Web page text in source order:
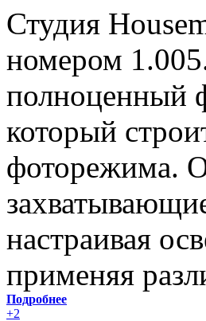
Студия
номером
полноценный
который
фоторежима.
настраивая
применяя
Подробнее
+2